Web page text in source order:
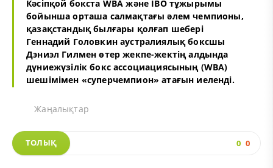
Кәсіпқой бокста WBA және IBO тұжырымы
бойынша орташа салмақтағы әлем чемпионы,
қазақстандық былғары қолғап шебері
Геннадий Головкин аустралиялық боксшы
Дэниэл Гилмен өтер жекпе-жектің алдында
дүниежүзілік бокс ассоциациясының (WBA)
шешімімен «суперчемпион» атағын иеленді.
Жаңалықтар
ТОЛЫҚ 0 0